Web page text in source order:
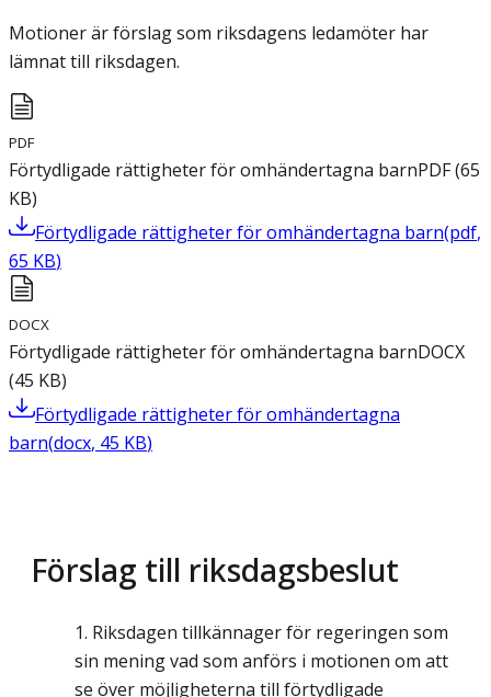
Motioner är förslag som riksdagens ledamöter har
lämnat till riksdagen.
PDF
Förtydligade rättigheter för omhändertagna barnPDF(65
KB)
Förtydligade rättigheter för omhändertagna barn(pdf,
65 KB)
DOCX
Förtydligade rättigheter för omhändertagna barnDOCX
(45 KB)
Förtydligade rättigheter för omhändertagna
barn(docx, 45 KB)
Förslag till riksdagsbeslut
Riksdagen tillkännager för regeringen som
sin mening vad som anförs i motionen om att
se över möjligheterna till förtydligade